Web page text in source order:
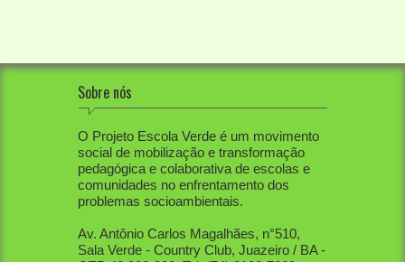
Sobre nós
O Projeto Escola Verde é um movimento
social de mobilização e transformação
pedagógica e colaborativa de escolas e
comunidades no enfrentamento dos
problemas socioambientais.
Av. Antônio Carlos Magalhães, n°510,
Sala Verde - Country Club, Juazeiro / BA -